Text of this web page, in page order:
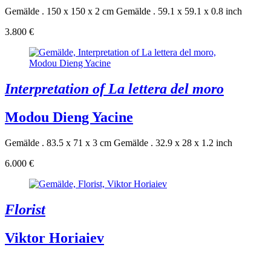
Gemälde . 150 x 150 x 2 cm Gemälde . 59.1 x 59.1 x 0.8 inch
3.800 €
Interpretation of La lettera del moro
Modou Dieng Yacine
Gemälde . 83.5 x 71 x 3 cm Gemälde . 32.9 x 28 x 1.2 inch
6.000 €
Florist
Viktor Horiaiev